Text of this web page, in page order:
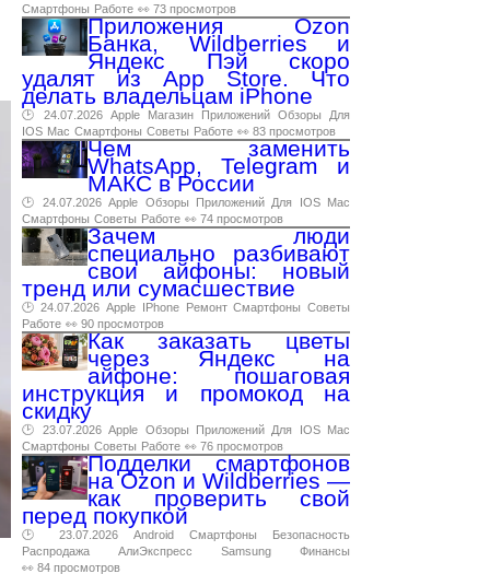
Смартфоны Работе 👀 73 просмотров
Приложения Ozon
Банка, Wildberries и
Яндекс Пэй скоро
удалят из App Store. Что
делать владельцам iPhone
🕑 24.07.2026 Apple Магазин Приложений Обзоры
Для
IOS Mac Смартфоны Советы Работе 👀 83 просмотров
Чем заменить
WhatsApp, Telegram и
МАКС в России
🕑 24.07.2026 Apple Обзоры Приложений Для IOS
Mac
Смартфоны Советы Работе 👀 74 просмотров
Зачем люди
специально разбивают
свои айфоны: новый
тренд или сумасшествие
🕑 24.07.2026 Apple IPhone Ремонт Смартфоны Советы
Работе 👀 90 просмотров
Как заказать цветы
через Яндекс на
айфоне: пошаговая
инструкция и промокод на
скидку
🕑 23.07.2026 Apple Обзоры Приложений Для IOS
Mac
Смартфоны Советы Работе 👀 76 просмотров
Подделки смартфонов
на Ozon и Wildberries —
как проверить свой
перед покупкой
🕑 23.07.2026 Android Смартфоны
Безопасность
Распродажа
АлиЭкспресс Samsung
Финансы
👀 84 просмотров